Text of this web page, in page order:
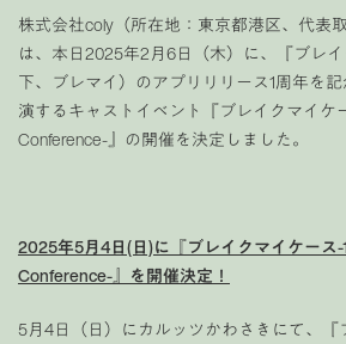
株式会社coly（所在地：東京都港区、代表
は、本日2025年2月6日（木）に、『ブレ
下、ブレマイ）のアプリリリース1周年を
演するキャストイベント『ブレイクマイケ
Conference-』の開催を決定しました。
2025年5月4日(日)に『ブレイクマイケース
Conference-』を開催決定！
5月4日（日）にカルッツかわさきにて、『